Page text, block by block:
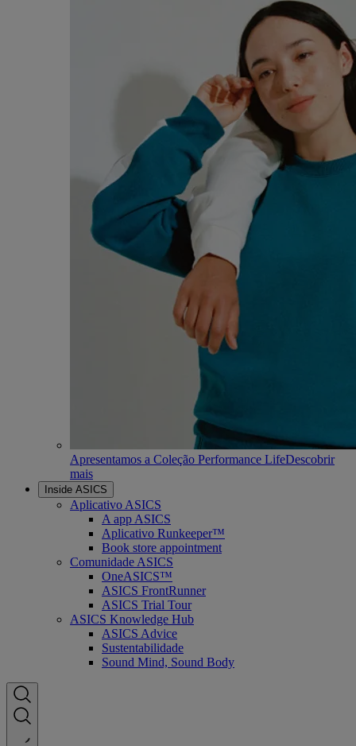
Apresentamos a Coleção Performance LifeDescobrir
mais
Inside ASICS
Aplicativo ASICS
A app ASICS
Aplicativo Runkeeper™
Book store appointment
Comunidade ASICS
OneASICS™
ASICS FrontRunner
ASICS Trial Tour
ASICS Knowledge Hub
ASICS Advice
Sustentabilidade
Sound Mind, Sound Body